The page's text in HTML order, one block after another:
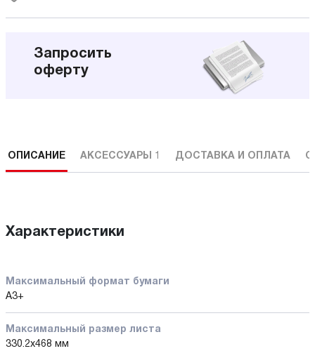
Запросить
оферту
ОПИСАНИЕ АКСЕССУАРЫ ДОСТАВКА И ОПЛАТА
Характеристики
Максимальный формат бумаги
A3+
Максимальный размер листа
330.2x468 мм